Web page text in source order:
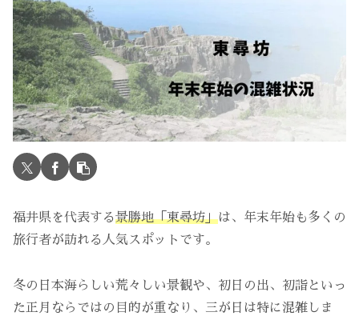
福井県を代表する景勝地「東尋坊」は、年末年始も多くの
旅行者が訪れる人気スポットです。
冬の日本海らしい荒々しい景観や、初日の出、初詣といっ
た正月ならではの目的が重なり、三が日は特に混雑しま